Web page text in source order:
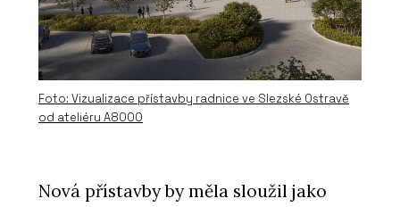
Foto: Vizualizace přístavby radnice ve Slezské Ostravě
od ateliéru A8000
Nová přístavby by měla sloužil jako